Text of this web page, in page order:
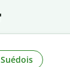
Suédois